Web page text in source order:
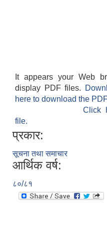
It appears your Web
display PDF files.
here to download the
Click
file.
प्रकार:
सूचना तथा समाचार
आर्थिक वर्ष:
८०/८१